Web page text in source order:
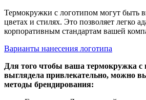
Термокружки с логотипом могут быть
цветах и стилях. Это позволяет легко
корпоративным стандартам вашей
Варианты нанесения логотипа
Для того чтобы ваша термокружка с
выглядела привлекательно, можно
методы брендирования: